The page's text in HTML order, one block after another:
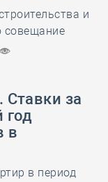
и
за
год
в
в период